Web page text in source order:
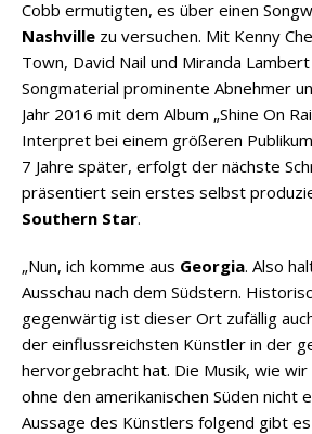
Cobb ermutigten, es über einen
Nashville zu versuchen. Mit Kenny
Town, David Nail und Miranda
Songmaterial prominente Abnehmer
Jahr 2016 mit dem Album „Shine On
Interpret bei einem größeren
7 Jahre später, erfolgt der nächste
präsentiert sein erstes selbst
Southern Star.
„Nun, ich komme aus Georgia. Also
Ausschau nach dem Südstern.
gegenwärtig ist dieser Ort zufällig
der einflussreichsten Künstler in der
hervorgebracht hat. Die Musik, wie
ohne den amerikanischen Süden nicht
Aussage des Künstlers folgend gibt